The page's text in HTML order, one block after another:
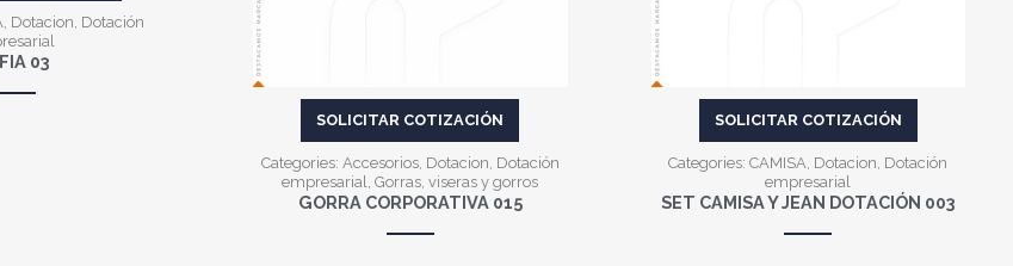
, Dotacion, Dotación
03
SOLICITAR COTIZACIÓN
Categories: Accesorios, Dotacion, Dotación
empresarial,Gorras, viseras y gorros
GORRA CORPORATIVA 015
SOLICITAR COTIZACIÓN
Categories:CAMISA, Dotacion, Dotación
empresarial
SET CAMISA Y JEAN DOTACIÓN 003